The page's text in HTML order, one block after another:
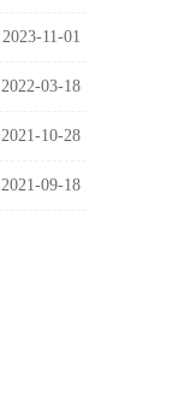
2023-11-01
2022-03-18
2021-10-28
2021-09-18